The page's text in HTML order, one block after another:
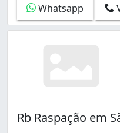
Whatsapp
Rb Raspação em